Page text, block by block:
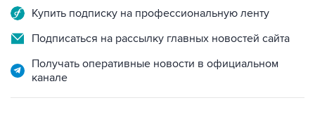
Купить подписку на профессиональную ленту
Подписаться на рассылку главных новостей сайта
Получать оперативные новости в официальном
канале